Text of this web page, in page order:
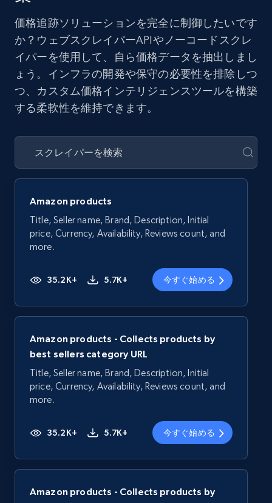
価格追跡ソリューションを完全に制御したいです
か？ウェブスクレイパーAPIやノーコードスクレ
イパーを使用して、自ら価格データを抽出しまし
ょう。インフラの開発や保守の必要性を排除しつ
つ、カスタム価格インテリジェンスツールを構築
する柔軟性を維持できます。
Amazon products
Title, Seller name, Brand, Description, Initial
price, Currency, Availability, Reviews count, and
more.
35.2K+ 5.7K+ 今すぐ始める
Amazon products - Collects products by
best sellers category URL
Title, Seller name, Brand, Description, Initial
price, Currency, Availability, Reviews count, and
more.
35.2K+ 5.7K+ 今すぐ始める
Amazon products - Collects products by